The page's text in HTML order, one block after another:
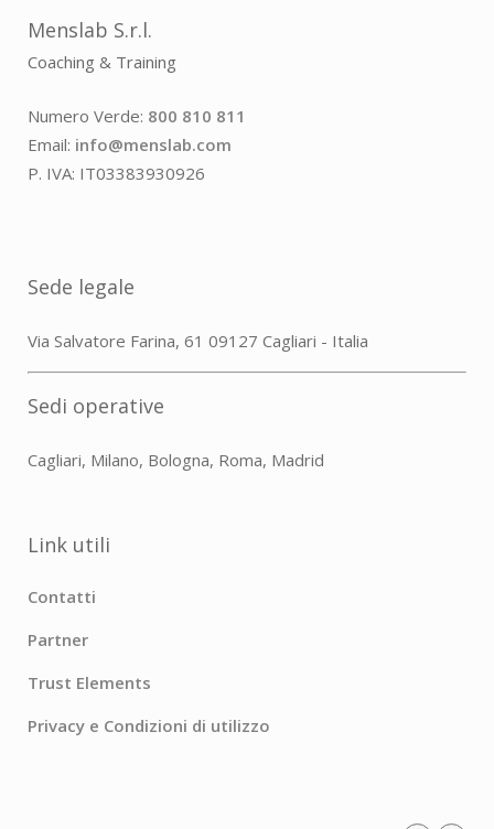
Menslab S.r.l.
Coaching & Training
Numero Verde: 800 810 811
Email: info@menslab.com
P. IVA: IT03383930926
Sede legale
Via Salvatore Farina, 61 09127 Cagliari - Italia
Sedi operative
Cagliari, Milano, Bologna, Roma, Madrid
Link utili
Contatti
Partner
Trust Elements
Privacy e Condizioni di utilizzo